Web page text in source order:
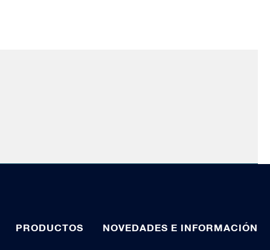
PRODUCTOS NOVEDADES E INFORMACIÓN